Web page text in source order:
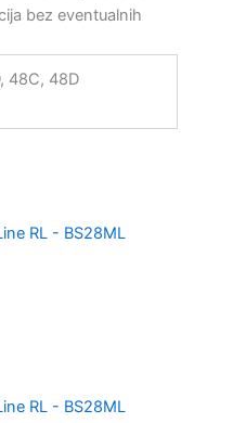
bez eventualnih
48C, 48D